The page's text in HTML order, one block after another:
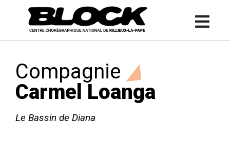
Compagnie
Carmel Loanga
Le Bassin de Diana